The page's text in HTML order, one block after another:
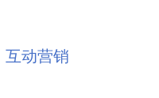
互动营销